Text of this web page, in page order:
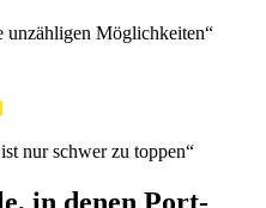
unzähligen Möglichkeiten“
nur schwer zu toppen“